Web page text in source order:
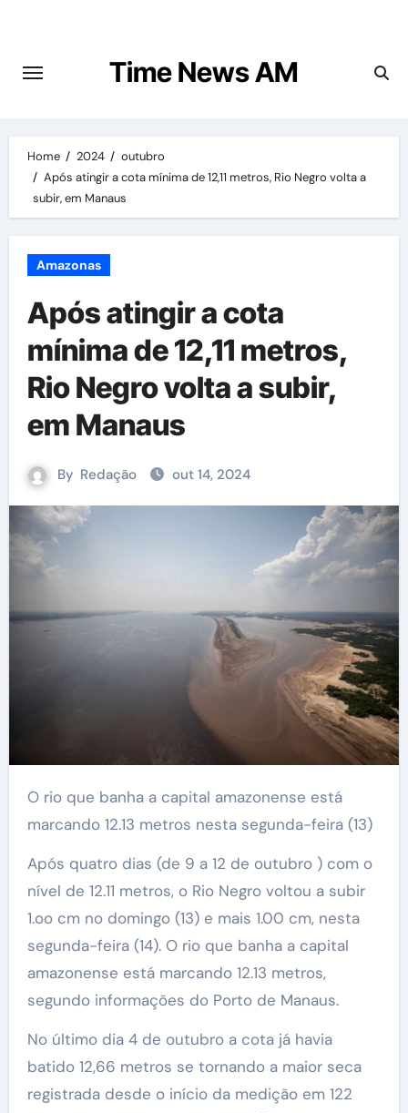
content
Time News AM
Home 2024
outubro
Após atingir a cota mínima de 12,11 metros, Rio Negro volta a
subir, em Manaus
Amazonas
Após atingir a cota
mínima de 12,11 metros,
Rio Negro volta a subir,
em Manaus
By Redação out 14, 2024
O rio que banha a capital amazonense está
marcando 12.13 metros nesta segunda-feira (13)
Após quatro dias (de 9 a 12 de outubro ) com o
nível de 12.11 metros, o Rio Negro voltou a subir
1.oo cm no domingo (13) e mais 1.00 cm, nesta
segunda-feira (14). O rio que banha a capital
amazonense está marcando 12.13 metros,
segundo informações do Porto de Manaus.
No último dia 4 de outubro a cota já havia
batido 12,66 metros se tornando a maior seca
registrada desde o início da medição em 122